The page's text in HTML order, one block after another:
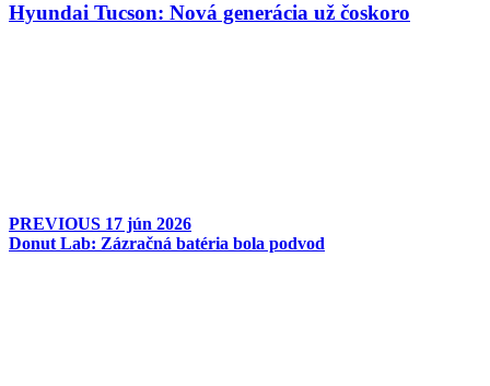
Hyundai Tucson: Nová generácia už čoskoro
PREVIOUS 17 jún 2026
Donut Lab: Zázračná batéria bola podvod